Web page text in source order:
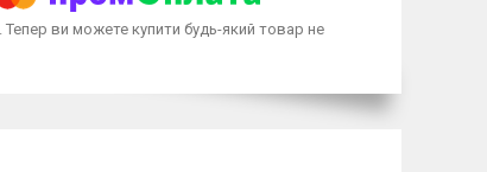
Тепер ви можете купити будь-який товар не